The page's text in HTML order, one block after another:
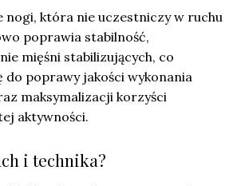
nogi, która nie uczestniczy w ruchu
poprawia stabilność,
mięśni stabilizujących, co
do poprawy jakości wykonania
maksymalizacji korzyści
aktywności.
i technika?